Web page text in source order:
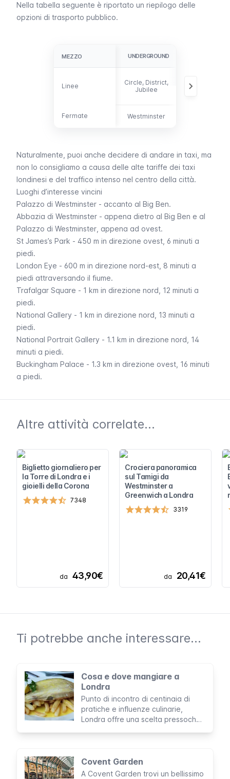
Nella tabella seguente è riportato un riepilogo delle
opzioni di trasporto pubblico.
MEZZO
Linee
Fermate
MEZZO UNDERGROUND
Linee
Circle, District,
Jubilee
148, 159, 211,
Fermate Westminster
Naturalmente, puoi anche decidere di andare in taxi , ma
non lo consigliamo a causa delle alte tariffe dei taxi
londinesi e del traffico intenso nel centro della città.
Luoghi d’interesse vincini
Palazzo di Westminster - accanto al Big Ben.
Abbazia di Westminster - appena dietro al Big Ben e al
Palazzo di Westminster , appena ad ovest.
St James’s Park - 450 m in direzione ovest, 6 minuti a
piedi.
London Eye - 600 m in direzione nord-est, 8 minuti a
piedi attraversando il fiume.
Trafalgar Square - 1 km in direzione nord, 12 minuti a
piedi.
National Gallery - 1 km in direzione nord, 13 minuti a
piedi.
National Portrait Gallery - 1.1 km in direzione nord, 14
minuti a piedi.
Buckingham Palace - 1.3 km in direzione ovest, 16 minuti
a piedi.
Altre attività correlate...
Biglietto giornaliero per
la Torre di Londra e i
gioielli della Corona
7348
da 43,90€
Crociera panoramica
sul Tamigi da
Westminster a
Greenwich a Londra
3319
da 20,41€
Ti potrebbe anche interessare...
Cosa e dove mangiare a
Londra
Punto di incontro di centinaia di
pratiche e influenze culinarie,
Londra offre una scelta pressoché
Covent Garden
A Covent Garden trovi un bellissimo